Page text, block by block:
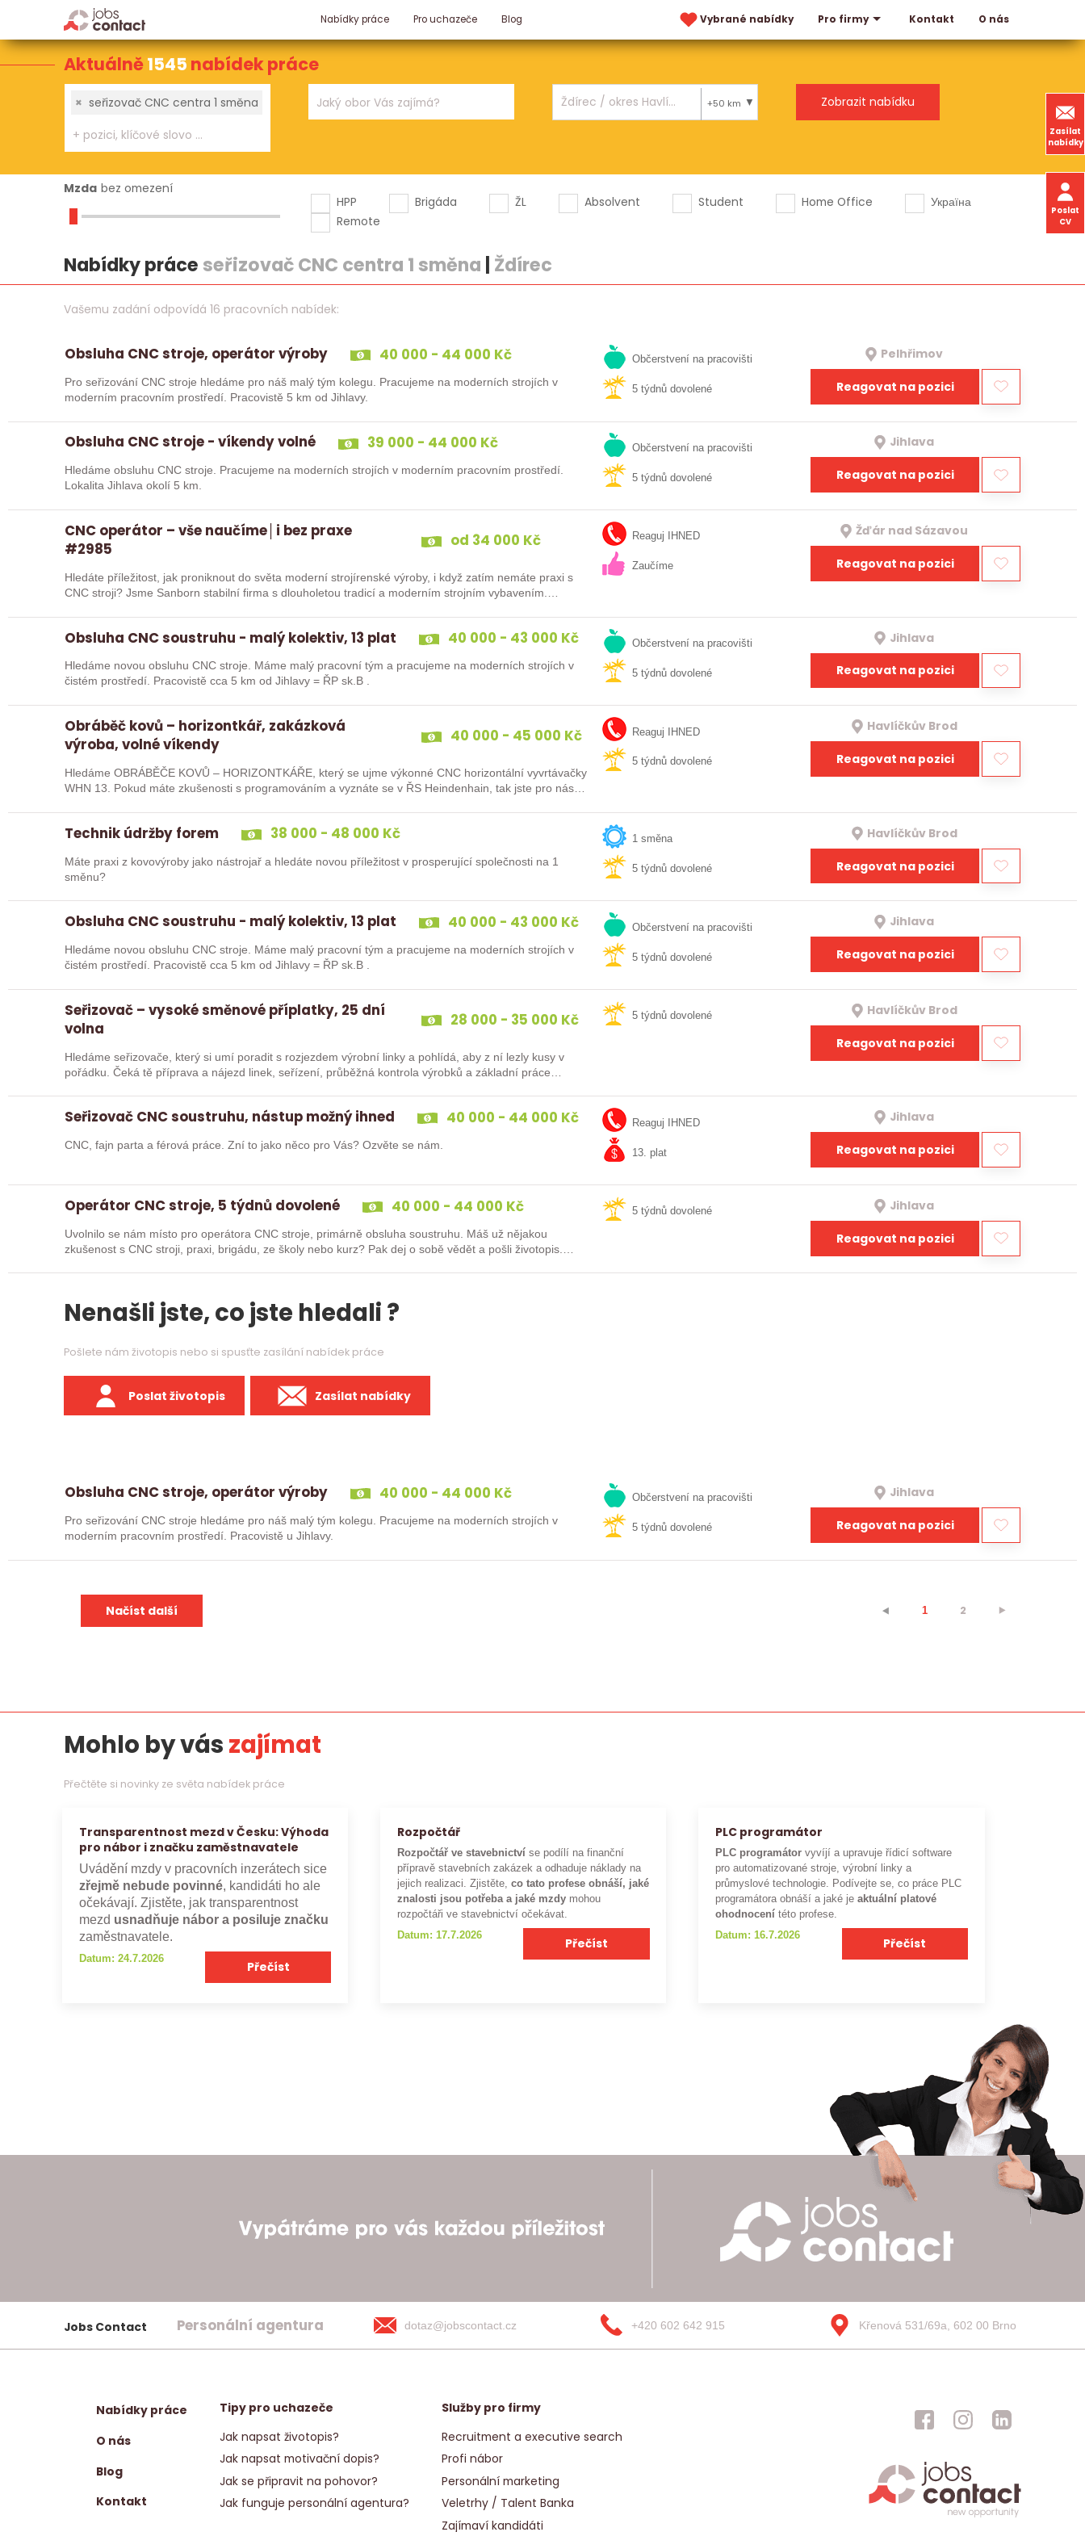
Nabídky práce Pro uchazeče Blog Vybrané nabídky Pro firmy Kontakt O nás
Zasílat
nabídky
Poslat
CV
Aktuálně1545 nabídek práce
× seřizovač CNC centra 1 směna +50 km
Mzda bez omezení
HPP
Brigáda ŽL Absolvent Student Home Office
Україна
Remote
Nabídky práce seřizovač CNC centra 1 směna Ždírec
Vašemu zadání odpovídá 16 pracovních nabídek:
Obsluha CNC stroje, operátor výroby 40 000 - 44 000 Kč
Pro seřizování CNC stroje hledáme pro náš malý tým kolegu. Pracujeme na moderních strojích v
moderním pracovním prostředí. Pracovistě 5 km od Jihlavy.
Občerstvení na pracovišti
5 týdnů dovolené
Pelhřimov
Reagovat na pozici
Obsluha CNC stroje - víkendy volné 39 000 - 44 000 Kč
Hledáme obsluhu CNC stroje. Pracujeme na moderních strojích v moderním pracovním prostředí.
Lokalita Jihlava okolí 5 km.
Občerstvení na pracovišti
5 týdnů dovolené
Jihlava
Reagovat na pozici
CNC operátor – vše naučíme│i bez praxe
#2985
od 34 000 Kč
Hledáte příležitost, jak proniknout do světa moderní strojírenské výroby, i když zatím nemáte praxi s
CNC stroji? Jsme Sanborn stabilní firma s dlouholetou tradicí a moderním strojním vybavením.…
Reaguj IHNED
Zaučíme
Žďár nad Sázavou
Reagovat na pozici
Obsluha CNC soustruhu - malý kolektiv, 13 plat 40 000 - 43 000 Kč
Hledáme novou obsluhu CNC stroje. Máme malý pracovní tým a pracujeme na moderních strojích v
čistém prostředí. Pracovistě cca 5 km od Jihlavy = ŘP sk.B .
Občerstvení na pracovišti
5 týdnů dovolené
Jihlava
Reagovat na pozici
Obráběč kovů – horizontkář, zakázková
výroba, volné víkendy
40 000 - 45 000 Kč
Hledáme OBRÁBĚČE KOVŮ – HORIZONTKÁŘE, který se ujme výkonné CNC horizontální vyvrtávačky
WHN 13. Pokud máte zkušenosti s programováním a vyznáte se v ŘS Heindenhain, tak jste pro nás
Reaguj IHNED
5 týdnů dovolené
Havlíčkův Brod
Reagovat na pozici
Technik údržby forem 38 000 - 48 000 Kč
Máte praxi z kovovýroby jako nástrojař a hledáte novou příležitost v prosperující společnosti na 1
směnu?
1 směna
5 týdnů dovolené
Havlíčkův Brod
Reagovat na pozici
Obsluha CNC soustruhu - malý kolektiv, 13 plat 40 000 - 43 000 Kč
Hledáme novou obsluhu CNC stroje. Máme malý pracovní tým a pracujeme na moderních strojích v
čistém prostředí. Pracovistě cca 5 km od Jihlavy = ŘP sk.B .
Občerstvení na pracovišti
5 týdnů dovolené
Jihlava
Reagovat na pozici
Seřizovač – vysoké směnové příplatky, 25 dní
volna
28 000 - 35 000 Kč
Hledáme seřizovače, který si umí poradit s rozjezdem výrobní linky a pohlídá, aby z ní lezly kusy v
pořádku. Čeká tě příprava a nájezd linek, seřízení, průběžná kontrola výrobků a základní práce…
5 týdnů dovolené Havlíčkův Brod
Reagovat na pozici
Seřizovač CNC soustruhu, nástup možný ihned 40 000 - 44 000 Kč
CNC, fajn parta a férová práce. Zní to jako něco pro Vás? Ozvěte se nám.
Reaguj IHNED
13. plat
Jihlava
Reagovat na pozici
Operátor CNC stroje, 5 týdnů dovolené 40 000 - 44 000 Kč
Uvolnilo se nám místo pro operátora CNC stroje, primárně obsluha soustruhu. Máš už nějakou
zkušenost s CNC stroji, praxi, brigádu, ze školy nebo kurz? Pak dej o sobě vědět a pošli životopis.
5 týdnů dovolené Jihlava
Reagovat na pozici
Nenašli jste, co jste hledali ?
Pošlete nám životopis nebo si spusťte zasílání nabídek práce
Poslat životopis Zasílat nabídky
Obsluha CNC stroje, operátor výroby 40 000 - 44 000 Kč
Pro seřizování CNC stroje hledáme pro náš malý tým kolegu. Pracujeme na moderních strojích v
moderním pracovním prostředí. Pracovistě u Jihlavy.
Občerstvení na pracovišti
5 týdnů dovolené
Jihlava
Reagovat na pozici
Načíst další ⯇ 1 2 ⯈
Mohlo by vászajímat
Přečtěte si novinky ze světa nabídek práce
Transparentnost mezd v Česku: Výhoda
pro nábor i značku zaměstnavatele
Uvádění mzdy v pracovních inzerátech sice
zřejmě nebude povinné, kandidáti ho ale
očekávají. Zjistěte, jak transparentnost
mezd usnadňuje nábor a posiluje značku
zaměstnavatele.
Datum: 24.7.2026
Přečíst
Rozpočtář
Rozpočtář ve stavebnictví se podílí na finanční
přípravě stavebních zakázek a odhaduje náklady na
jejich realizaci. Zjistěte,co tato profese obnáší, jaké
znalosti jsou potřeba a jaké mzdy mohou
rozpočtáři ve stavebnictví očekávat.
Datum: 17.7.2026
Přečíst
PLC programátor
PLC programátor vyvíjí a upravuje řídicí software
pro automatizované stroje, výrobní linky a
průmyslové technologie. Podívejte se, co práce PLC
programátora obnáší a jaké je aktuální platové
ohodnocení této profese.
Datum: 16.7.2026
Přečíst
Jobs Contact Personální agentura dotaz@jobscontact.cz +420 602 642 915 Křenová 531/69a, 602 00 Brno
Nabídky práce
O nás
Blog
Kontakt
Tipy pro uchazeče
Jak napsat životopis?
Jak napsat motivační dopis?
Jak se připravit na pohovor?
Jak funguje personální agentura?
Služby pro firmy
Recruitment a executive search
Profi nábor
Personální marketing
Veletrhy / Talent Banka
Zajímaví kandidáti